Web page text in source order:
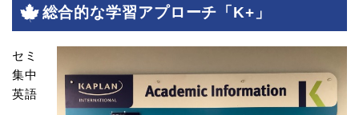
総合的な学習アプローチ「K+」
セミ
集中
英語